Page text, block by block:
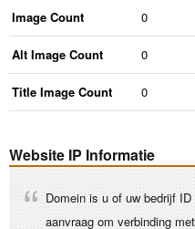
Image Count 0
Alt Image Count 0
Title Image Count 0
Website IP Informatie
Domein is u of uw bedrijf
aanvraag om verbinding